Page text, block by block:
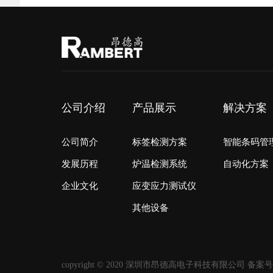
公司介绍
公司简介
发展历程
企业文化
产品展示
标签检测方案
炉温检测系统
应变应力测试仪
其他设备
解决方案
智能条码管
自动化方案
copyright © 2020 深圳市昂德高电子科技有限公司 备案